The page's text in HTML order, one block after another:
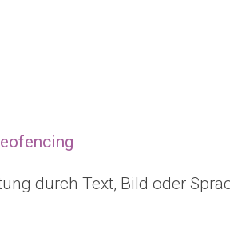
durch Text, Bild oder